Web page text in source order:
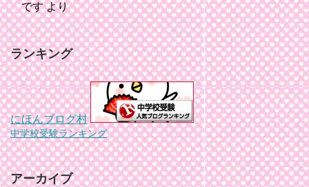
ですより
ランキング
にほんブログ村
中学校受験ランキング
アーカイブ